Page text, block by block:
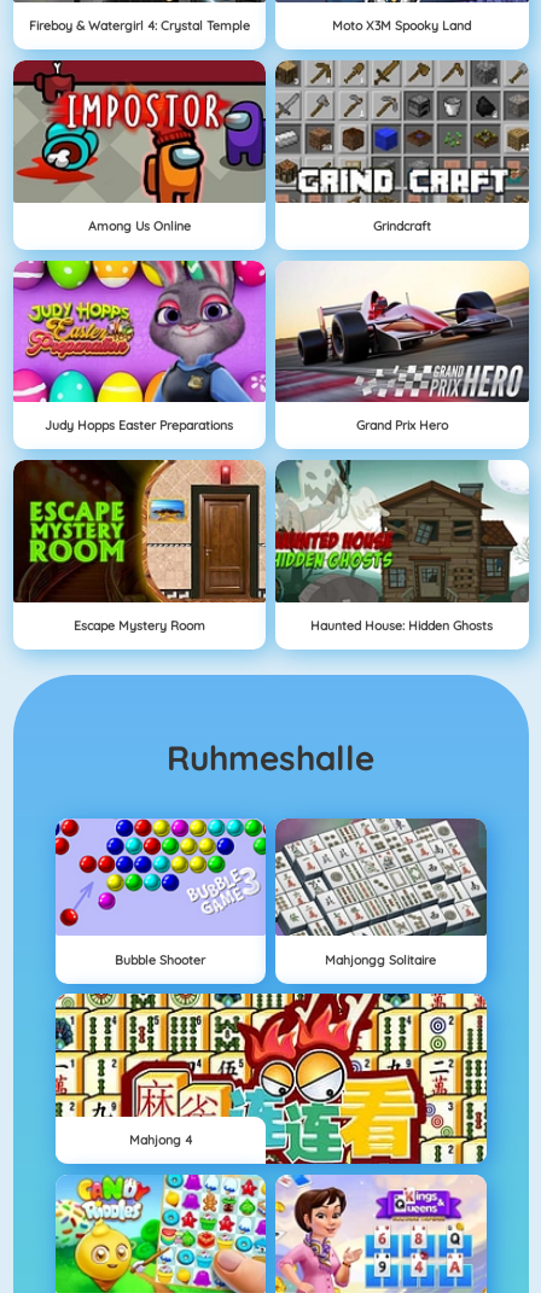
Fireboy & Watergirl 4: Crystal Temple Moto X3M Spooky Land
Among Us Online Grindcraft
Judy Hopps Easter Preparations Grand Prix Hero
Escape Mystery Room Haunted House: Hidden Ghosts
Ruhmeshalle
Bubble Shooter Mahjongg Solitaire
Mahjong 4